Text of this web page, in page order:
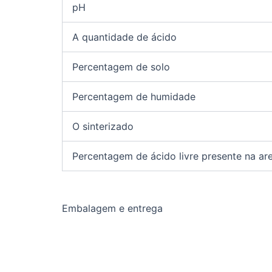
pH
A quantidade de ácido
Percentagem de solo
Percentagem de humidade
O sinterizado
Percentagem de ácido livre presente na
Embalagem e entrega